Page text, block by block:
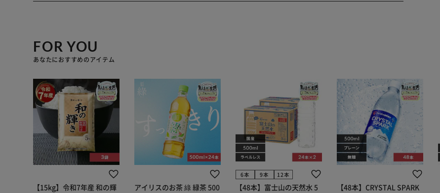
FOR YOU
あなたにおすすめのアイテム
【15kg】令和7年産 和の輝
アイリスのお茶 綠 緑茶 500
6本 9本 12本
【48本】富士山の天然水 5
【48本】CRYSTAL SPARK